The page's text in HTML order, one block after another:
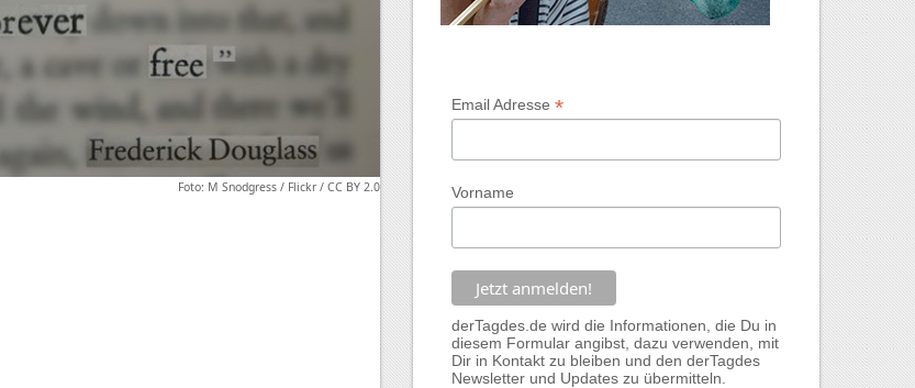
Foto: M Snodgress / Flickr / CC BY 2.0
Email Adresse *
Vorname
derTagdes.de wird die Informationen, die Du in
diesem Formular angibst, dazu verwenden, mit
Dir in Kontakt zu bleiben und den derTagdes
Newsletter und Updates zu übermitteln.